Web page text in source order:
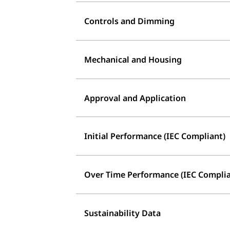
Controls and Dimming
Mechanical and Housing
Approval and Application
Initial Performance (IEC Compliant)
Over Time Performance (IEC
Sustainability Data